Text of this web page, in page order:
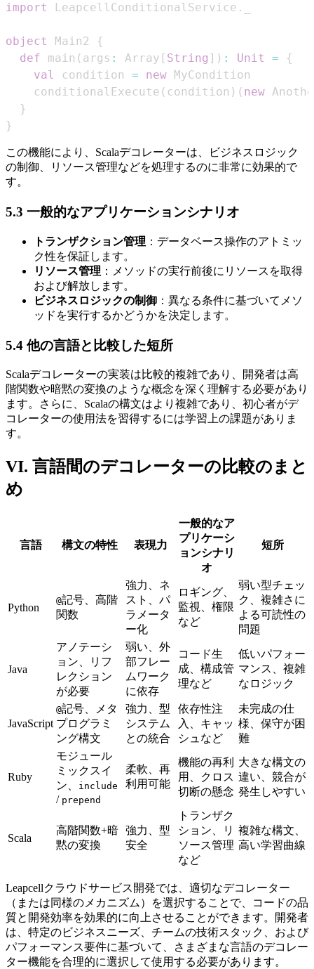
import LeapcellConditionalService .
object Main2
{
def main ( args : Array [ String ] ) : Unit =
{
val
condition = new
    conditionalExecute
( condition ) ( new
}
}
この機能により、Scalaデコレーターは、ビジネスロジック
の制御、リソース管理などを処理するのに非常に効果的で
す。
5.3 一般的なアプリケーションシナリオ
トランザクション管理 ：データベース操作のアトミッ
ク性を保証します。
リソース管理 ：メソッドの実行前後にリソースを取得
および解放します。
ビジネスロジックの制御 ：異なる条件に基づいてメソ
ッドを実行するかどうかを決定します。
5.4 他の言語と比較した短所
Scalaデコレーターの実装は比較的複雑であり、開発者は高
階関数や暗黙の変換のような概念を深く理解する必要があり
ます。さらに、Scalaの構文はより複雑であり、初心者がデ
コレーターの使用法を習得するには学習上の課題がありま
す。
VI. 言語間のデコレーターの比較のまと
め
言語 構文の特性 表現力
一般的なア
プリケーシ
ョンシナリ
オ
短所
Python
@記号、高階
関数
強力、ネ
スト、パ
ラメータ
ー化
ロギング、
監視、権限
など
弱い型チェッ
ク、複雑さに
よる可読性の
問題
Java
アノテーシ
ョン、リフ
レクション
が必要
弱い、外
部フレー
ムワーク
に依存
コード生
成、構成管
理など
低いパフォー
マンス、複雑
なロジック
JavaScript
@記号、メタ
プログラミ
ング構文
強力、型
システム
との統合
依存性注
入、キャッ
シュなど
未完成の仕
様、保守が困
難
Ruby
モジュール
ミックスイ
ン、
include
/ prepend
柔軟、再
利用可能
機能の再利
用、クロス
切断の懸念
大きな構文の
違い、競合が
発生しやすい
Scala
高階関数+暗
黙の変換
強力、型
安全
トランザク
ション、リ
ソース管理
など
複雑な構文、
高い学習曲線
Leapcellクラウドサービス開発では、適切なデコレーター
（または同様のメカニズム）を選択することで、コードの品
質と開発効率を効果的に向上させることができます。開発者
は、特定のビジネスニーズ、チームの技術スタック、および
パフォーマンス要件に基づいて、さまざまな言語のデコレー
ター機能を合理的に選択して使用する必要があります。